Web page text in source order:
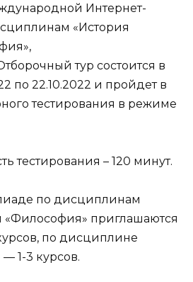
Интернет-
«История
тур состоится в
по 22.10.2022 и пройдет в
тестирования в режиме
тестирования – 120 минут.
по дисциплинам
«Философия» приглашаются
по дисциплине
1-3 курсов.